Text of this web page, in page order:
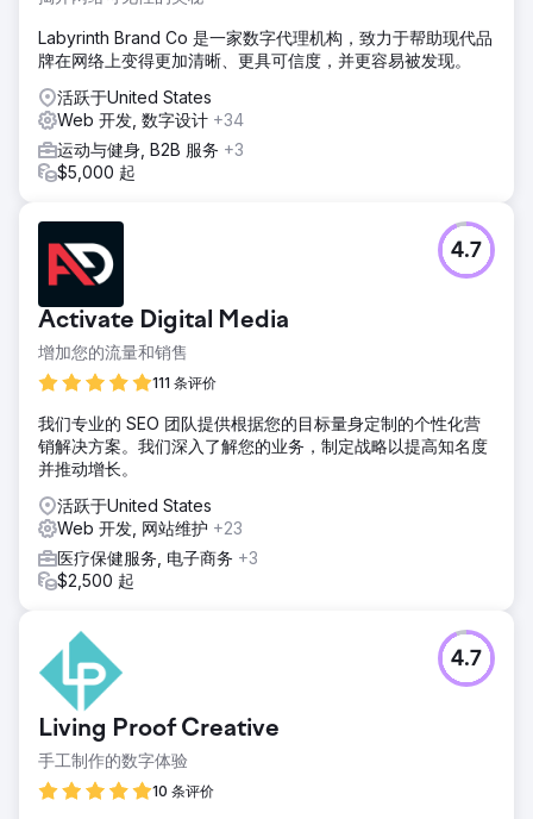
Labyrinth Brand Co 是一家数字代理机构，致力于帮助现代品
牌在网络上变得更加清晰、更具可信度，并更容易被发现。
活跃于United States
Web 开发, 数字设计 +34
运动与健身, B2B 服务 +3
$5,000 起
Activate Digital Media
增加您的流量和销售
111 条评价
4.7
我们专业的 SEO 团队提供根据您的目标量身定制的个性化营
销解决方案。我们深入了解您的业务，制定战略以提高知名度
并推动增长。
活跃于United States
Web 开发, 网站维护 +23
医疗保健服务, 电子商务 +3
$2,500 起
Living Proof Creative
手工制作的数字体验
10 条评价
4.7